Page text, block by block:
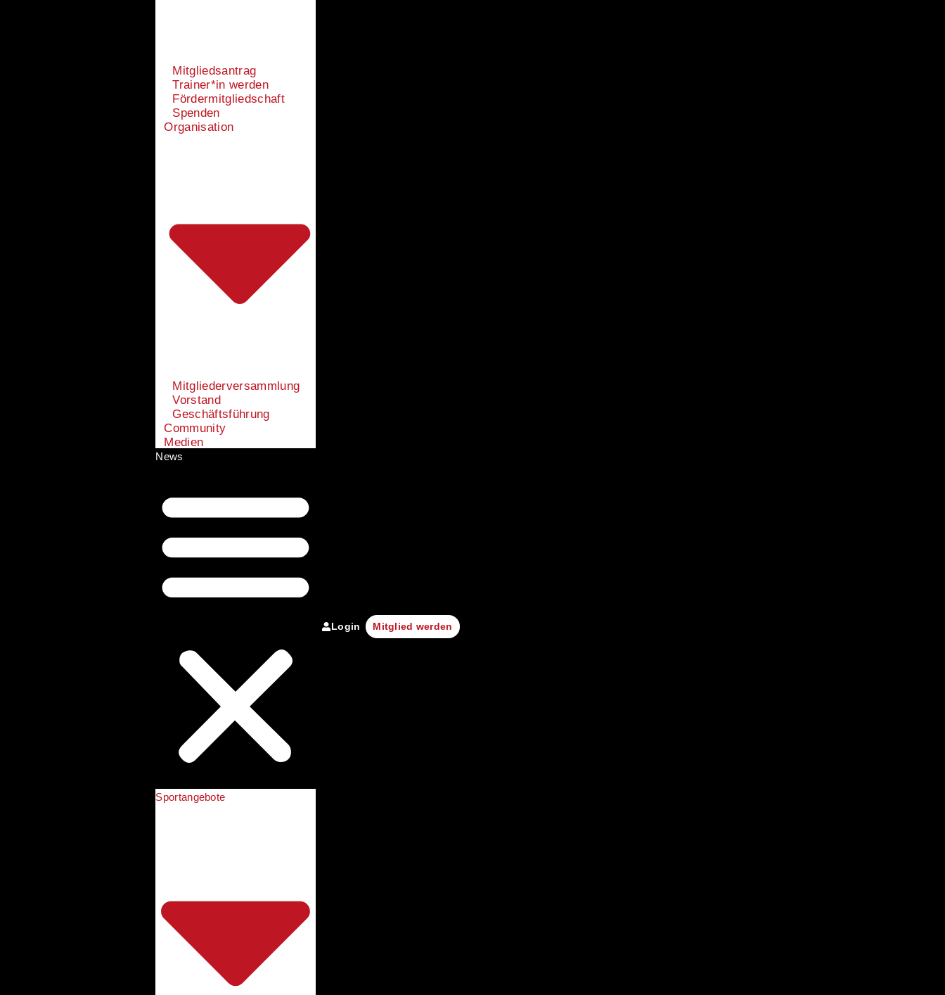
Mitgliedsantrag
Trainer*in werden
Fördermitgliedschaft
Spenden
Organisation
Mitgliederversammlung
Vorstand
Geschäftsführung
Community
Medien
News
Sportangebote
Login Mitglied werden